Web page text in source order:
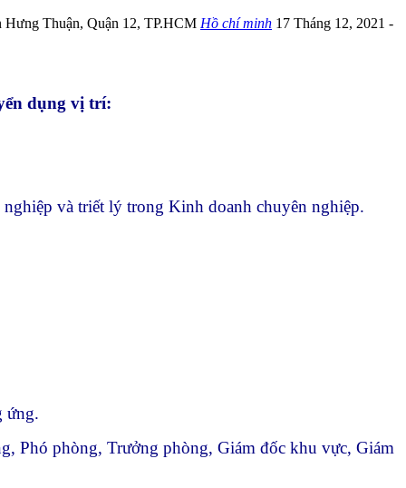
Hưng Thuận, Quận 12, TP.HCM Hồ chí minh 17 Tháng 12, 2021 -
dụng vị trí:
và triết lý trong Kinh doanh chuyên nghiệp.
ứng.
Phó phòng, Trưởng phòng, Giám đốc khu vực, Giám